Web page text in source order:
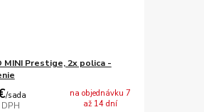
MINI Prestige, 2x polica -
/sada
na objednávku 7
až 14 dní